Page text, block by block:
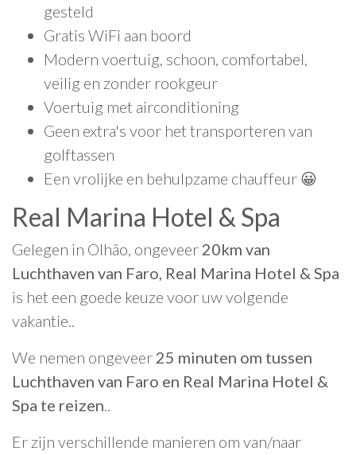
gesteld
Gratis WiFi aan boord
Modern voertuig, schoon, comfortabel,
veilig en zonder rookgeur
Voertuig met airconditioning
Geen extra's voor het transporteren van
golftassen
Een vrolijke en behulpzame chauffeur 😀
Real Marina Hotel & Spa
Gelegen in Olhão, ongeveer 20km van
Luchthaven van Faro, Real Marina Hotel & Spa
is het een goede keuze voor uw volgende
vakantie..
We nemen ongeveer 25 minuten om tussen
Luchthaven van Faro en Real Marina Hotel &
Spa te reizen..
Er zijn verschillende manieren om van/naar